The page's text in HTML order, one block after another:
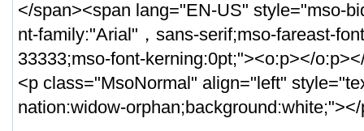
</span><span lang="EN-US" style="mso-
nt-family:"Arial"，sans-serif;mso-fareast-
33333;mso-font-kerning:0pt;"><o:p></
<p class="MsoNormal" align="left"
nation:widow-